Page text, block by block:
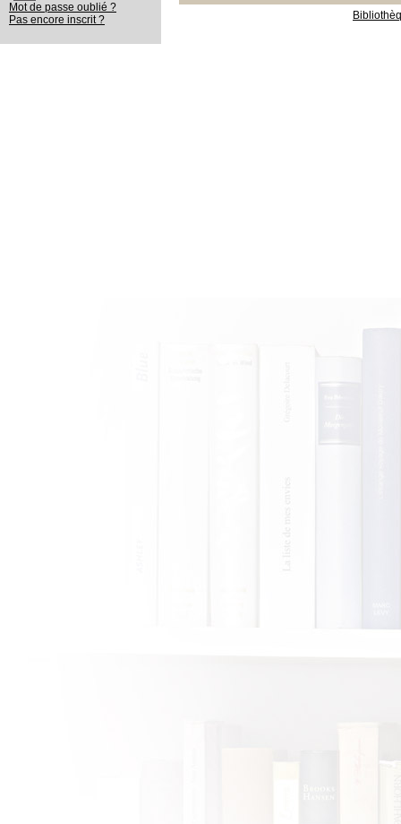
Mot de passe oublié ?
Pas encore inscrit ?